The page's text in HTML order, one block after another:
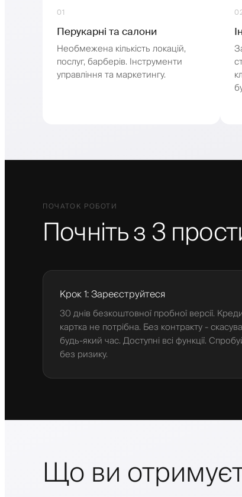
01
Перукарні та салони
Необмежена кількість локацій,
послуг, барберів. Інструменти
управління та маркетингу.
ПОЧАТОК РОБОТИ
Почніть з 3
Крок 1: Зареєструйтеся
30 днів безкоштовної пробної версії.
картка не потрібна. Без контракту -
будь-який час. Доступні всі функції.
без ризику.
Що ви